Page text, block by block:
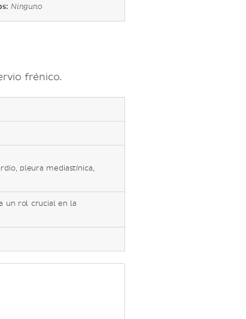
Ninguno
frénico.
pleura mediastínica,
un rol crucial en la